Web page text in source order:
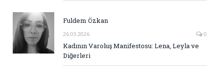
Fuldem Özkan
26.03.2026 0
Kadının Varoluş Manifestosu: Lena, Leyla ve
Diğerleri